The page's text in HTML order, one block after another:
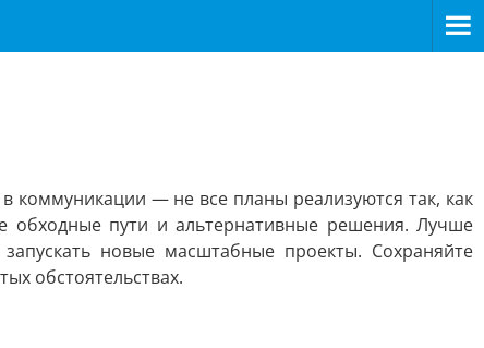
коммуникации — не все планы реализуются так, как
пути и альтернативные решения. Лучше
новые масштабные проекты. Сохраняйте
обстоятельствах.